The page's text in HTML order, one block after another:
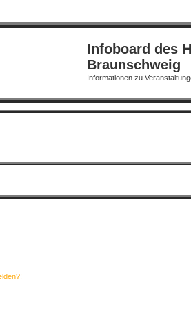
Infoboard des
Braunschweig
Informationen zu